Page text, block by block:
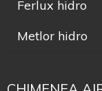
CHIMENEA
Insertables